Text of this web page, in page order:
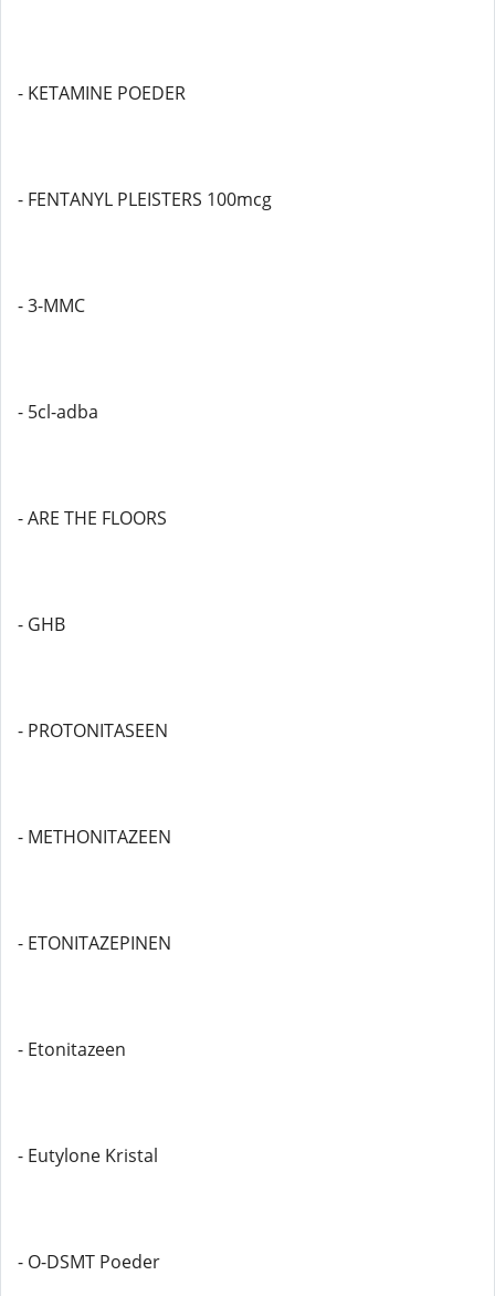
- KETAMINE POEDER
- FENTANYL PLEISTERS 100mcg
- 3-MMC
- 5cl-adba
- ARE THE FLOORS
- GHB
- PROTONITASEEN
- METHONITAZEEN
- ETONITAZEPINEN
- Etonitazeen
- Eutylone Kristal
- O-DSMT Poeder